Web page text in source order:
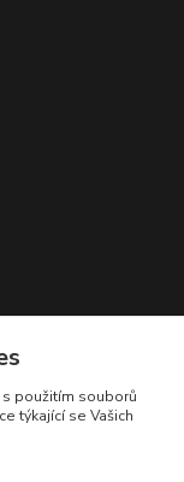
s použitím souborů
týkající se Vašich